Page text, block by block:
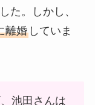
た。しかし、
離婚していま
池田さんは